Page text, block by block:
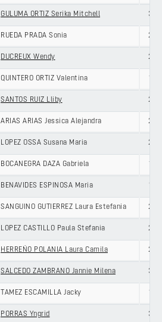
GULUMA ORTIZ Serika Mitchell 33
RUEDA PRADA Sonia 27
DUCREUX Wendy 28
QUINTERO ORTIZ Valentina 18
SANTOS RUIZ Lliby 25
ARIAS ARIAS Jessica Alejandra 28
LOPEZ OSSA Susana Maria 22
BOCANEGRA DAZA Gabriela 18
BENAVIDES ESPINOSA Maria 19
SANGUINO GUTIERREZ Laura Estefania 22
LOPEZ CASTILLO Paula Stefania 22
HERREÑO POLANIA Laura Camila 25
SALCEDO ZAMBRANO Jannie Milena 35
TAMEZ ESCAMILLA Jacky 19
PORRAS Yngrid 37